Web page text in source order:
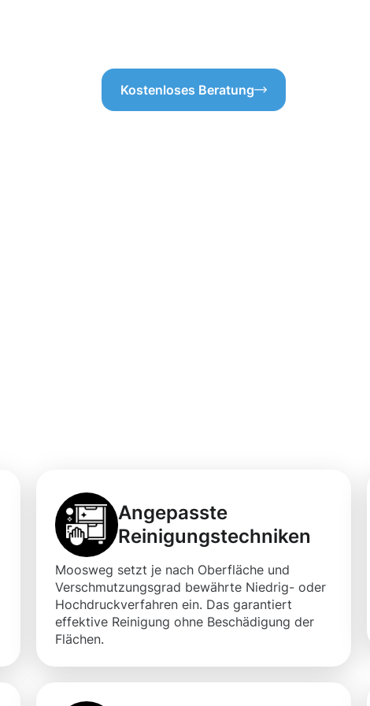
Kostenloses Beratung
Angepasste
Reinigungstechniken
Moosweg setzt je nach Oberfläche und
Verschmutzungsgrad bewährte Niedrig- oder
Hochdruckverfahren ein. Das garantiert
effektive Reinigung ohne Beschädigung der
Flächen.